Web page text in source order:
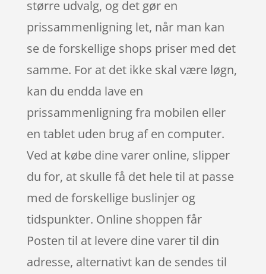
større udvalg, og det gør en
prissammenligning let, når man kan
se de forskellige shops priser med det
samme. For at det ikke skal være løgn,
kan du endda lave en
prissammenligning fra mobilen eller
en tablet uden brug af en computer.
Ved at købe dine varer online, slipper
du for, at skulle få det hele til at passe
med de forskellige buslinjer og
tidspunkter. Online shoppen får
Posten til at levere dine varer til din
adresse, alternativt kan de sendes til